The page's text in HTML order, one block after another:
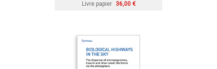
Livre papier 36,00 €